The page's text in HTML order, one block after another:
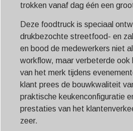
trokken vanaf dag één een
Deze foodtruck is speciaal
drukbezochte streetfood- en
en bood de medewerkers niet
workflow, maar verbeterde ook
van het merk tijdens
klant prees de bouwkwaliteit
praktische keukenconfiguratie
prestaties van het
zeer.